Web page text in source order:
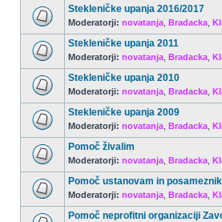
Stekleničke upanja 2016/2017
Moderatorji: novatanja Bradacka
Stekleničke upanja 2011
Moderatorji: novatanja Bradacka
Stekleničke upanja 2010
Moderatorji: novatanja Bradacka
Stekleničke upanja 2009
Moderatorji: novatanja Bradacka
Pomoč živalim
Moderatorji: novatanja Bradacka
Pomoč ustanovam in
Moderatorji: novatanja Bradacka
Pomoč neprofitni organizaciji